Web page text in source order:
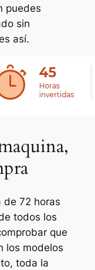
puedes
sin
así.
de 72 horas
todos los
que
los modelos
toda la